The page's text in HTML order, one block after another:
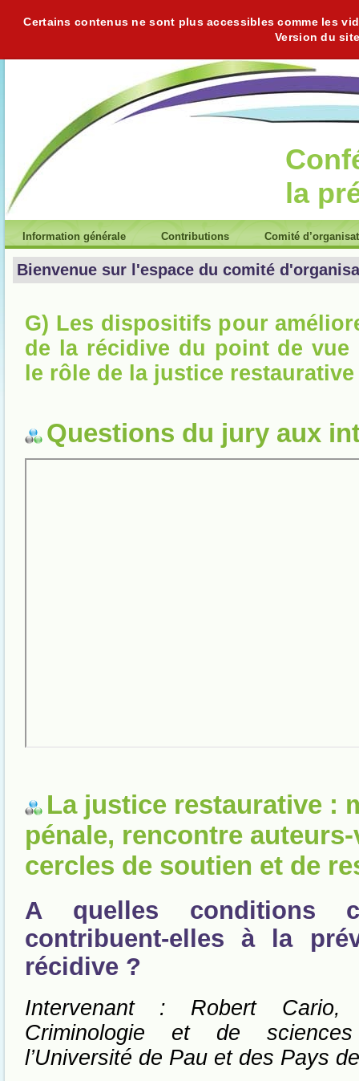
Certains contenus ne sont plus accessibles comme les
Version du
la
Information générale Contributions Comité
Bienvenue sur l'espace du comité
G) Les dispositifs pour
de la récidive du point de vue
le rôle de la justice restaurative
Questions du jury aux
La justice restaurative :
pénale, rencontre
cercles de soutien et de
A quelles conditions
contribuent-elles à la
récidive ?
Intervenant : Robert Cario,
Criminologie et de
l’Université de Pau et des Pays